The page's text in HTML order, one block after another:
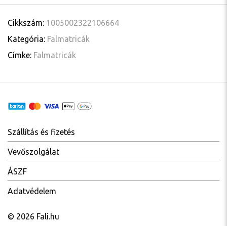
Cikkszám: 1005002322106664
Kategória: Falmatricák
Címke: Falmatricák
Szállítás és fizetés
Vevőszolgálat
ÁSZF
Adatvédelem
© 2026 Fali.hu